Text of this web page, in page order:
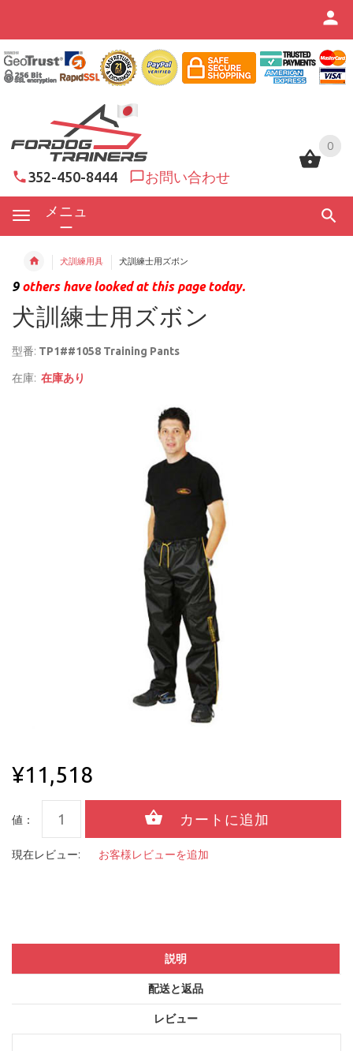
0
352-450-8444 お問い合わせ
メニュ
ー
0
犬訓練用具 犬訓練士用ズボン
9others have looked at this page today.
犬訓練士用ズボン
型番: TP1##1058 Training Pants
在庫: 在庫あり
¥11,518
値：
現在レビュー: お客様レビューを追加
説明
配送と返品
レビュー